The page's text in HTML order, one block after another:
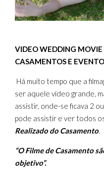
VIDEO WEDDING
CASAMENTOS E
Há muito tempo que a
ser aquele vídeo grande,
assistir, onde-se ficava 2
pode assistir e ver todos
Realizado do Casamento.
“O Filme de Casamento
objetivo”.